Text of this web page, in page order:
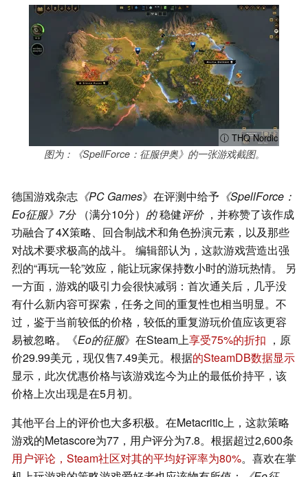
ⓘ THQ Nordic
图为：《SpellForce：征服伊奥》的一张游戏截图。
德国游戏杂志 《PC Games》在评测中给予 《SpellForce：
Eo征服》7分 （满分10分） 的稳健评价 ，并称赞了该作成
功融合了4X策略、回合制战术和角色扮演元素，以及那些
对战术要求极高的战斗。 编辑部认为，这款游戏营造出强
烈的“再玩一轮”效应，能让玩家保持数小时的游玩热情。 另
一方面，游戏的吸引力会很快减弱：首次通关后，几乎没
有什么新内容可探索，任务之间的重复性也相当明显。不
过，鉴于当前较低的价格，较低的重复游玩价值应该更容
易被忽略。《Eo的征服》在Steam上享受75%的折扣 ，原
价29.99美元，现仅售7.49美元。根据的SteamDB数据显示
显示，此次优惠价格与该游戏迄今为止的最低价持平，该
价格上次出现是在5月初。
其他平台上的评价也大多积极。在Metacritic上，这款策略
游戏的Metascore为77，用户评分为7.8。根据超过2,600条
用户评论，Steam社区对其的平均好评率为80%。喜欢在掌